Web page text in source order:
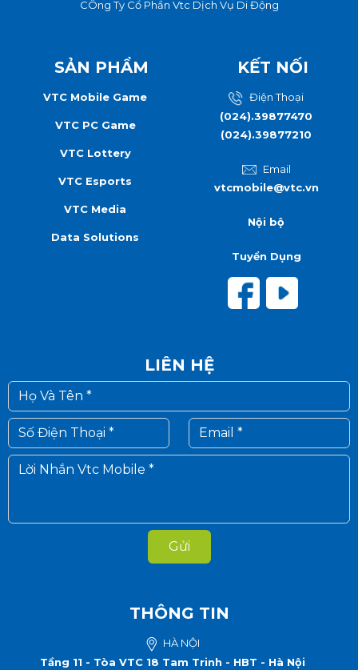
CÔng Ty Cổ Phần Vtc Dịch Vụ Di Động
SẢN PHẨM
VTC Mobile Game
VTC PC Game
VTC Lottery
VTC Esports
VTC Media
Data Solutions
KẾT NỐI
Điện Thoại
(024).39877470
(024).39877210
Email
vtcmobile@vtc.vn
Nội bộ
Tuyển Dụng
LIÊN HỆ
Gửi
THÔNG TIN
HÀ NỘI
Tầng 11 - Tòa VTC 18 Tam Trinh - HBT - Hà Nội